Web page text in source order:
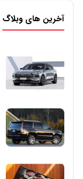
آخرین های وبلاگ